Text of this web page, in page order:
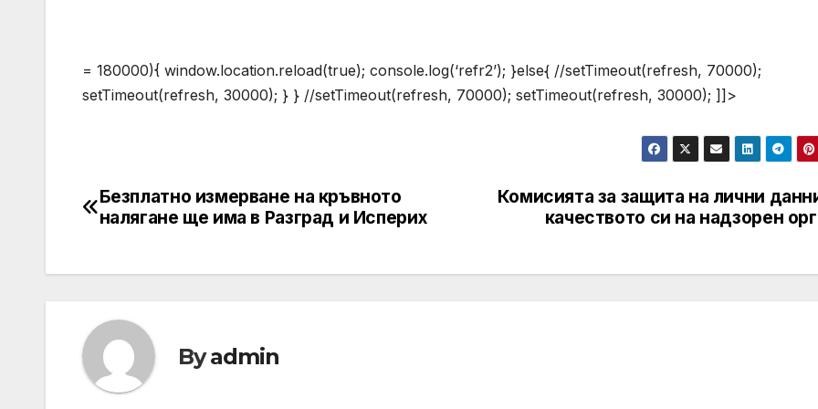
= 180000){ window.location.reload(true); console.log(‘refr2’); }else{ //setTimeout(refresh, 70000);
setTimeout(refresh, 30000); } } //setTimeout(refresh, 70000); setTimeout(refresh, 30000); ]]>
Post
Комисията за защита на лични
качеството си на надзорен
Безплатно измерване на кръвното
налягане ще има в Разград и Исперих
Byadmin